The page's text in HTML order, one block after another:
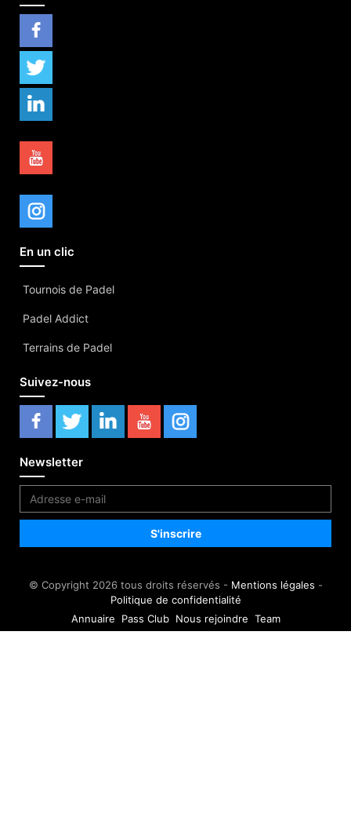
En un clic
Tournois de Padel
Padel Addict
Terrains de Padel
Suivez-nous
Newsletter
© Copyright 2026 tous droits réservés - Mentions légales -
Politique de confidentialité
Annuaire
Pass Club Nous rejoindre Team